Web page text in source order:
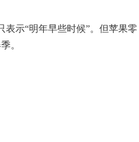
表示“明年早些时候”。但苹果零
。